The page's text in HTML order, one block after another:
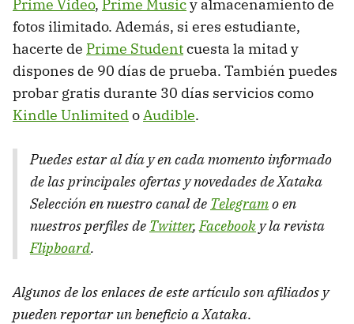
Prime Video, Prime Musicy almacenamiento de
fotos ilimitado. Además, si eres estudiante,
hacerte de Prime Studentcuesta la mitad y
dispones de 90 días de prueba. También puedes
probar gratis durante 30 días servicios como
Kindle UnlimitedoAudible.
Puedes estar al día y en cada momento informado
de las principales ofertas y novedades de Xataka
Selección en nuestro canal de Telegramo en
nuestros perfiles de Twitter,Facebook y la revista
Flipboard.
Algunos de los enlaces de este artículo son afiliados y
pueden reportar un beneficio a Xataka.